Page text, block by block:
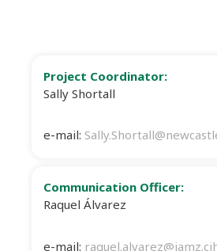
Project Coordinator:
Sally Shortall
e-mail:
Communication Officer:
Raquel Álvarez
e-mail: